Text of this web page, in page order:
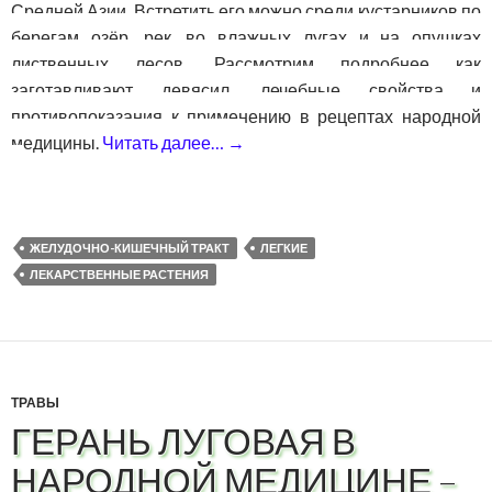
Средней Азии. Встретить его можно среди кустарников по
берегам озёр, рек, во влажных лугах и на опушках
лиственных лесов. Рассмотрим подробнее как
заготавливают девясил, лечебные свойства и
противопоказания к применению в рецептах народной
медицины. Читать далее… →
ЖЕЛУДОЧНО-КИШЕЧНЫЙ ТРАКТ
ЛЕГКИЕ
ЛЕКАРСТВЕННЫЕ РАСТЕНИЯ
ТРАВЫ
ГЕРАНЬ ЛУГОВАЯ В
НАРОДНОЙ МЕДИЦИНЕ –